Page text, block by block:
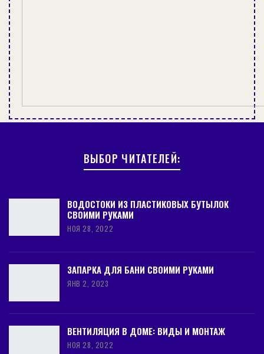
ВЫБОР ЧИТАТЕЛЕЙ:
ВОДОСТОКИ ИЗ ПЛАСТИКОВЫХ БУТЫЛОК
СВОИМИ РУКАМИ
НОЯ 28, 2022
ЗАПАРКА ДЛЯ БАНИ СВОИМИ РУКАМИ
ЯНВ 2, 2023
ВЕНТИЛЯЦИЯ В ДОМЕ: ВИДЫ И МОНТАЖ
НОЯ 28, 2022